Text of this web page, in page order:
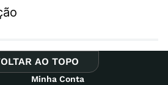
AO TOPO
Minha Conta